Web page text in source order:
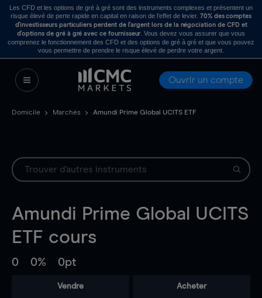
Les CFD et les options de gré à gré sont des instruments complexes et présentent un
risque élevé de perte rapide en capital en raison de l’effet de levier. 70% des comptes
d’investisseurs particuliers perdent de l’argent lors de la négociation de CFD et
d’options de gré à gré avec ce fournisseur . Vous devez vous assurer que vous
comprenez le fonctionnement des CFD et des options de gré à gré et que vous pouvez
vous permettre de prendre le risque élevé de perdre votre argent.
Ouvrir un compte
Domicile Marchés Amundi Prime Global UCITS ETF
Amundi Prime Global UCITS
ETF cours
0 0% 0pt
Vendre Acheter